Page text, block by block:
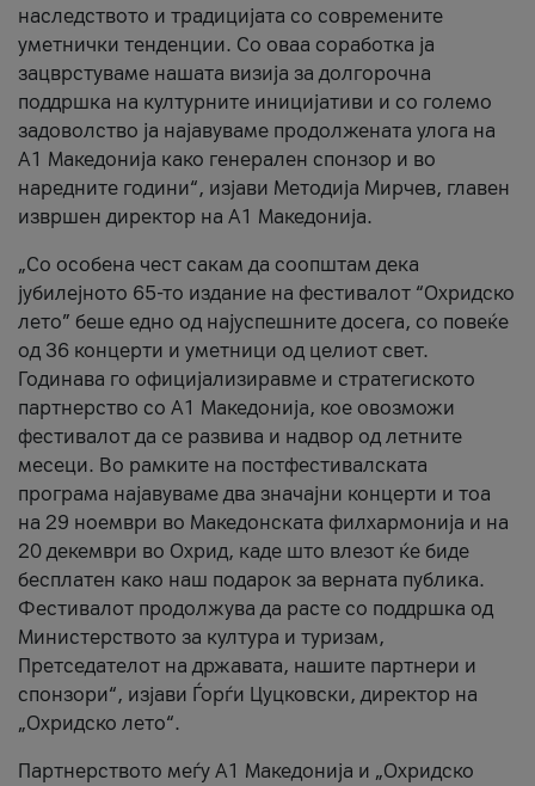
наследството и традицијата со современите
уметнички тенденции. Со оваа соработка ја
зацврстуваме нашата визија за долгорочна
поддршка на културните иницијативи и со големо
задоволство ја најавуваме продолжената улога на
A1 Македонија како генерален спонзор и во
наредните години“, изјави Методија Мирчев, главен
извршен директор на A1 Македонија.
„Со особена чест сакам да соопштам дека
јубилејното 65-то издание на фестивалот “Охридско
лето” беше едно од најуспешните досега, со повеќе
од 36 концерти и уметници од целиот свет.
Годинава го официјализиравме и стратегиското
партнерство со А1 Македонија, кое овозможи
фестивалот да се развива и надвор од летните
месеци. Во рамките на постфестивалската
програма најавуваме два значајни концерти и тоа
на 29 ноември во Македонската филхармонија и на
20 декември во Охрид, каде што влезот ќе биде
бесплатен како наш подарок за верната публика.
Фестивалот продолжува да расте со поддршка од
Министерството за култура и туризам,
Претседателот на државата, нашите партнери и
спонзори“, изјави Ѓорѓи Цуцковски, директор на
„Охридско лето“.
Партнерството меѓу A1 Македонија и „Охридско